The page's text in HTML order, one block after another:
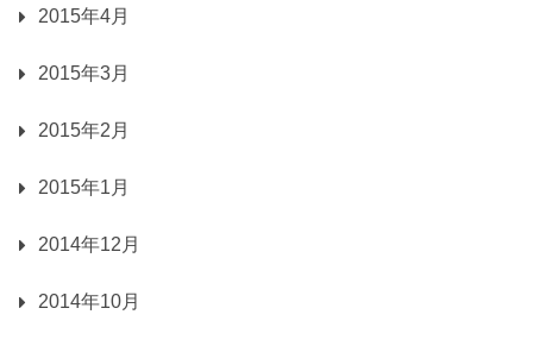
2015年4月
2015年3月
2015年2月
2015年1月
2014年12月
2014年10月